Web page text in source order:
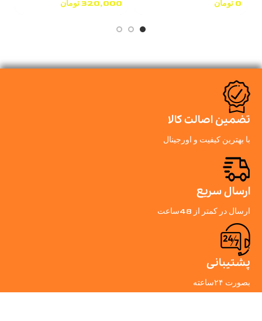
0 تومان
320,000تومان
تضمین اصالت کالا
با بهترین کیفیت و اورجینال
ارسال سریع
ارسال در کمتر از 48ساعت
پشتیبانی
بصورت ۲۴ساعته